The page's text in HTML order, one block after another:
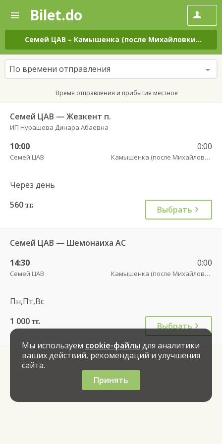
—
Поиск
и
покупка
билетов
на
автобус
онлайн
Bilet.do
Семей ЦАВ – Камышенка (после Михайловки)
По времени отправления
Время отправления и прибытия местное
Семей ЦАВ — Жезкент п.
ИП Нурашева Динара Абаевна
10:00
Семей ЦАВ
0:00
Камышенка (после Михайловки)
Через день
560 тг. Выбрать
Семей ЦАВ — Шемонаиха АС
14:30
Семей ЦАВ
0:00
Камышенка (после Михайловки)
Пн,Пт,Вс
1 000 тг.
Выбрать
Мы используем cookie-файлы для аналитики
ваших действий, рекомендаций и улучшения
сайта.
Принять